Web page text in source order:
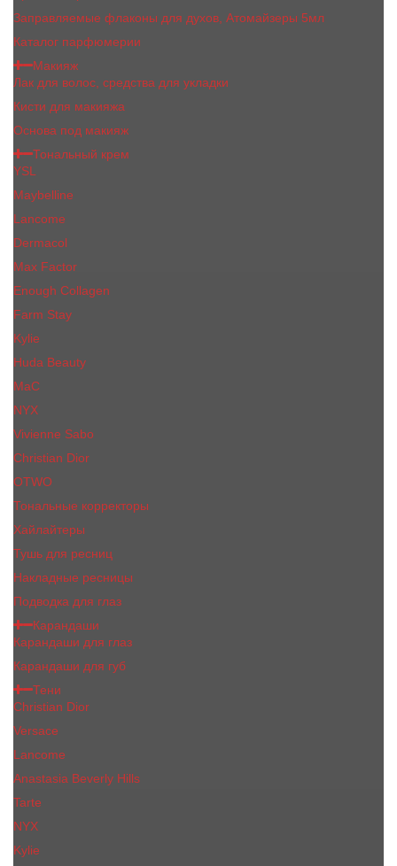
Заправляемые флаконы для духов, Атомайзеры 5мл
Каталог парфюмерии
Макияж
Лак для волос, средства для укладки
Кисти для макияжа
Основа под макияж
Тональный крем
YSL
Maybelline
Lancome
Dermacol
Max Factor
Enough Collagen
Farm Stay
Kylie
Huda Beauty
МаС
NYX
Vivienne Sabo
Сhristiаn Diоr
OTWO
Тональные корректоры
Хайлайтеры
Тушь для ресниц
Накладные ресницы
Подводка для глаз
Карандаши
Карандаши для глаз
Карандаши для губ
Тени
Christian Dior
Versace
Lancome
Anastasia Beverly Hills
Tarte
NYX
Kylie